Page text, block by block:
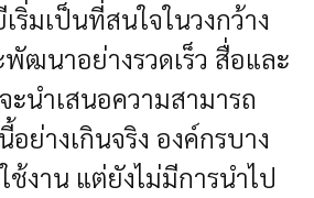
ริ่มเป็นที่สนใจในวงกว้าง
ฒนาอย่างรวดเร็ว สื่อและ
ะนำเสนอความสามารถ
อย่างเกินจริง องค์กรบาง
ช้งาน แต่ยังไม่มีการนำไป